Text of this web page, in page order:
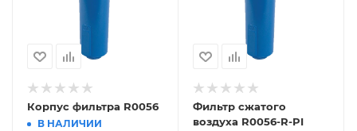
Корпус фильтра R0056
В НАЛИЧИИ
Фильтр сжатого
воздуха R0056-R-PI